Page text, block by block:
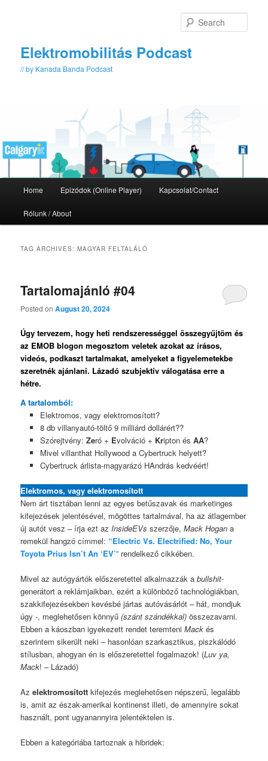
Elektromobilitás Podcast
// by Kanada Banda Podcast
Home Epizódok (Online Player) Kapcsolat/Contact
Rólunk / About
TAG ARCHIVES:MAGYAR FELTALÁLÓ
Tartalomajánló #04
Posted onAugust 20, 2024
Úgy tervezem, hogy heti rendszerességgel összegyűjtöm és
az EMOB blogon megosztom veletek azokat az írásos,
videós, podkaszt tartalmakat, amelyeket a figyelemetekbe
szeretnék ajánlani. Lázadó szubjektív válogatása erre a
hétre.
A tartalomból:
Elektromos, vagy elektromosított?
8 db villanyautó-töltő 9 milliárd dollárért??
Szórejtvény: Zeró + Evolváció + Kripton és AA?
Mivel villanthat Hollywood a Cybertruck helyett?
Cybertruck árlista-magyarázó HAndrás kedvéért!
Elektromos, vagy elektromosított
Nem árt tisztában lenni az egyes betűszavak és marketinges
kifejezések jelentésével, mögöttes tartalmával, ha az átlagember
új autót vesz – írja ezt azInsideEVs szerzője,Mack Hogan a
remekül hangzó címmel: “Electric Vs. Electrified: No, Your
Toyota Prius Isn’t An ‘EV’” rendelkező cikkében.
Mivel az autógyártók előszeretettel alkalmazzák abullshit-
generátort a reklámjaikban, ezért a különböző tachnológiákban,
szakkifejezésekben kevésbé jártas autóvásárlót – hát, mondjuk
úgy -, meglehetősen könnyű(szánt szándékkal) összezavarni.
Ebben a káoszban igyekezett rendet teremteniMack és
szerintem sikerült neki – hasonlóan szarkasztikus, piszkálódó
stílusban, ahogyan én is előszeretettel fogalmazok! (Luv ya,
Mack! – Lázadó)
Azelektromosított kifejezés meglehetősen népszerű, legalább
is, amit az észak-amerikai kontinenst illeti, de amennyire sokat
használt, pont ugyanannyira jelentéktelen is.
Ebben a kategóriába tartoznak a hibridek: